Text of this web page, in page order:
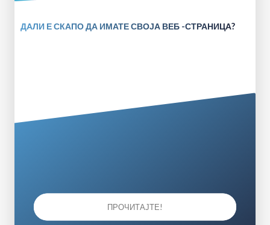
ДАЛИ Е СКАПО ДА ИМАТЕ СВОЈА ВЕБ -СТРАНИЦА?
ПРОЧИТАЈТЕ!